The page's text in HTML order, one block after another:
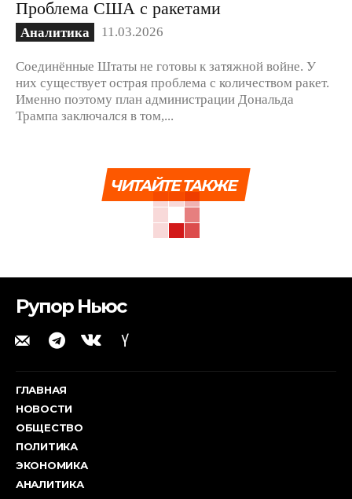
Проблема США с ракетами
Аналитика 11.03.2026
Соединённые Штаты не готовы к затяжной войне. У
них существует острая проблема с количеством ракет.
Именно поэтому план администрации Дональда
Трампа заключался в том,...
ЧИТАЙТЕ ТАКЖЕ
Рупор Ньюс
ГЛАВНАЯ
НОВОСТИ
ОБЩЕСТВО
ПОЛИТИКА
ЭКОНОМИКА
АНАЛИТИКА